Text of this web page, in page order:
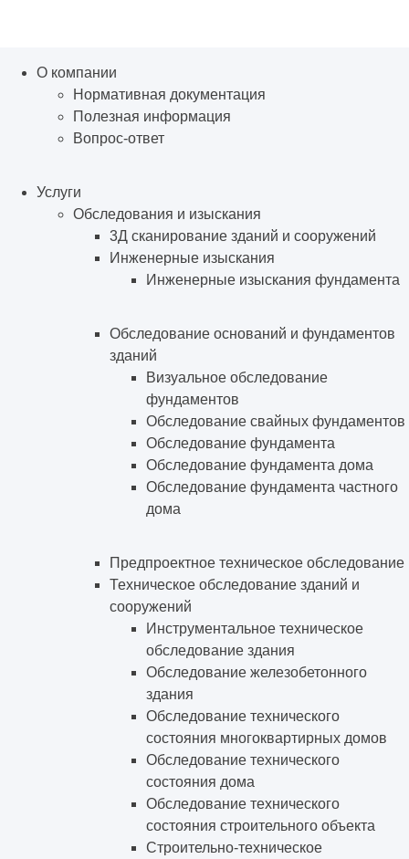
О компании
Нормативная документация
Полезная информация
Вопрос-ответ
Услуги
Обследования и изыскания
3Д сканирование зданий и сооружений
Инженерные изыскания
Инженерные изыскания фундамента
Обследование оснований и фундаментов
зданий
Визуальное обследование
фундаментов
Обследование свайных фундаментов
Обследование фундамента
Обследование фундамента дома
Обследование фундамента частного
дома
Предпроектное техническое обследование
Техническое обследование зданий и
сооружений
Инструментальное техническое
обследование здания
Обследование железобетонного
здания
Обследование технического
состояния многоквартирных домов
Обследование технического
состояния дома
Обследование технического
состояния строительного объекта
Строительно-техническое